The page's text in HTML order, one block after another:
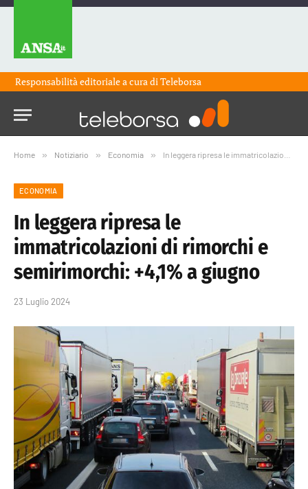
Responsabilità editoriale a cura diTeleborsa
Home » Notiziario » Economia » In leggera ripresa le immatricolazioni di rimorchi e semirimorchi: +4,1% a giugno
ECONOMIA
In leggera ripresa le
immatricolazioni di rimorchi e
semirimorchi: +4,1% a giugno
23 Luglio 2024